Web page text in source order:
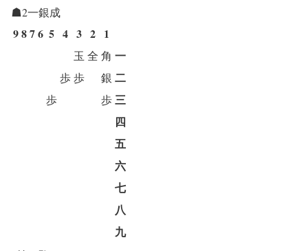
☗2一銀成
9876 5 4 3 2 1
玉 全 角 一
歩歩 銀 二
歩 歩三
四
五
六
七
八
九